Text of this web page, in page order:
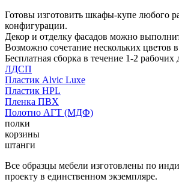
Готовы изготовить шкафы-купе любого
конфигурации.
Декор и отделку фасадов можно
Возможно сочетание нескольких цветов
Бесплатная сборка в течение 1-2 рабочих
ЛДСП
Пластик Alvic Luxe
Пластик HPL
Пленка ПВХ
Полотно АГТ (МДФ)
полки
корзины
штанги
Все образцы мебели изготовлены по
проекту в единственном экземпляре.